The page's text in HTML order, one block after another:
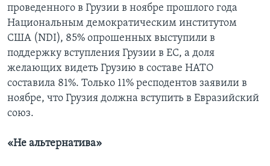
проведенного в Грузии в ноябре прошлого года
Национальным демократическим институтом
США (NDI), 85% опрошенных выступили в
поддержку вступления Грузии в ЕС, а доля
желающих видеть Грузию в составе НАТО
составила 81%. Только 11% респодентов заявили в
ноябре, что Грузия должна вступить в Евразийский
союз.
«Не альтернатива»